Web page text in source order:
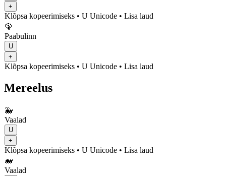
+
Klõpsa kopeerimiseks • U Unicode • Lisa laud
🦚
Paabulinn
U
+
Klõpsa kopeerimiseks • U Unicode • Lisa laud
Mereelus
🐳
Vaalad
U
+
Klõpsa kopeerimiseks • U Unicode • Lisa laud
🐋
Vaalad